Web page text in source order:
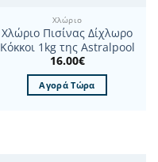
Χλώριο
Χλώριο Πισίνας Δίχλωρο
Κόκκοι 1kg της Astralpool
16.00€
Αγορά Τώρα